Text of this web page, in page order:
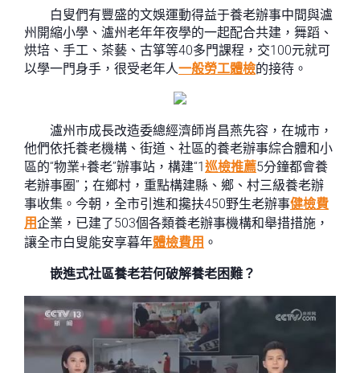
白叟們有豐盛的文娛運動得益于養老辦事中間與瀘
州開縮小學、瀘州老年年夜學的一起配合共建，舞蹈、
烘培、手工、茶藝、古箏等40多門課程，交100元就可
以學一門身手，很受老年人一般勞工體檢的接待。
瀘州市成長改造委總經濟師肖昌燕先容，在城市，
他們依托養老機構、街道、社區的養老辦事綜合體和小
區的“物業+養老”辦事站，構建“1 巡檢推薦5分鐘都會養
老辦事圈”；在鄉村，重點構建縣、鄉、村三級養老辦
事收集。今朝，全市引進和攙扶450野生老辦事健檢費
用企業，已建了503個各類養老辦事機構和舉措措施，
讓全市白叟能安享暮年體檢費用 。
嵌進式社區養老若何破解養老困難？